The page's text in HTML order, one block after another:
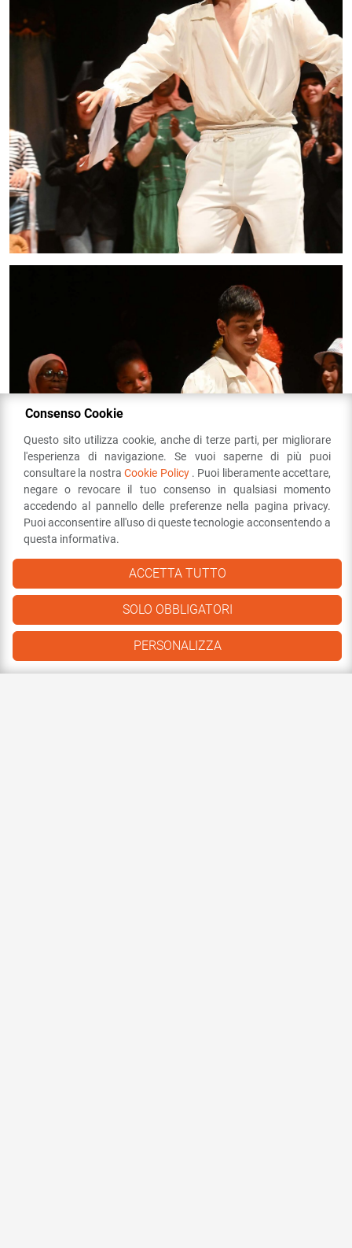
Consenso Cookie
Questo sito utilizza cookie, anche di terze parti, per migliorare
l'esperienza di navigazione. Se vuoi saperne di più puoi
consultare la nostraCookie Policy . Puoi liberamente accettare,
negare o revocare il tuo consenso in qualsiasi momento
accedendo al pannello delle preferenze nella pagina privacy.
Puoi acconsentire all'uso di queste tecnologie acconsentendo a
questa informativa.
ACCETTA TUTTO
SOLO OBBLIGATORI
PERSONALIZZA